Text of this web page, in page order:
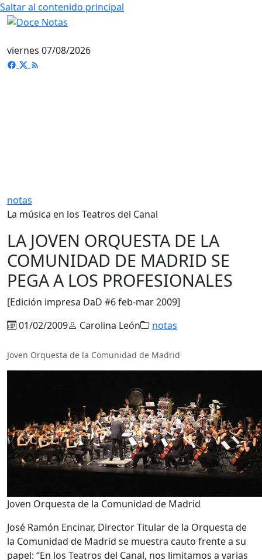
Saltar al contenido principal
viernes 07/08/2026
notas
La música en los Teatros del Canal
LA JOVEN ORQUESTA DE LA
COMUNIDAD DE MADRID SE
PEGA A LOS PROFESIONALES
[Edición impresa DaD #6 feb-mar 2009]
01/02/2009
Carolina León notas
Joven Orquesta de la Comunidad de Madrid
Joven Orquesta de la Comunidad de Madrid
José Ramón Encinar, Director Titular de la Orquesta de
la Comunidad de Madrid se muestra cauto frente a su
papel: “En los Teatros del Canal, nos limitamos a varias